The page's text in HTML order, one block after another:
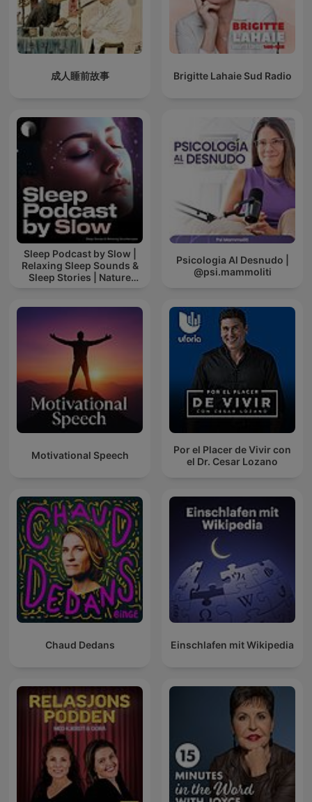
成人睡前故事 Brigitte Lahaie Sud Radio
Sleep Podcast by Slow |
Relaxing Sleep Sounds &
Sleep Stories | Nature
Psicologia Al Desnudo |
@psi.mammoliti
Motivational Speech
Por el Placer de Vivir con
el Dr. Cesar Lozano
Chaud Dedans Einschlafen mit Wikipedia